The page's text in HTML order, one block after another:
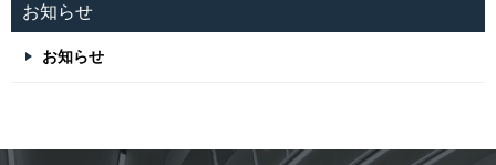
お知らせ
お知らせ